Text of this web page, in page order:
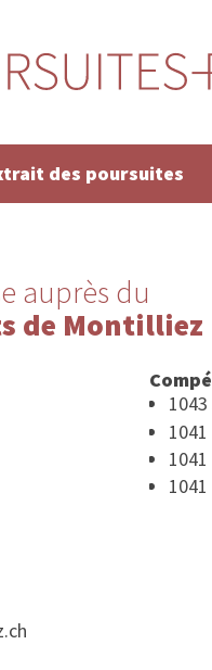
des poursuites
auprès du
de Montilliez